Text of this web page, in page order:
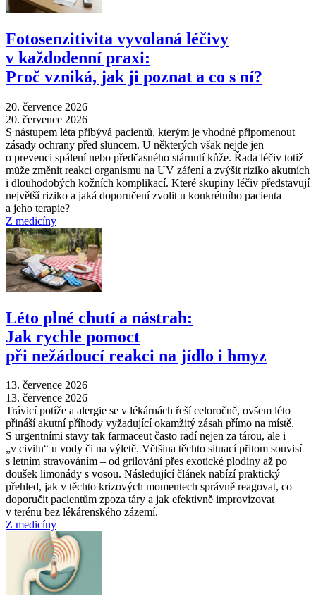
Fotosenzitivita vyvolaná léčivy
v každodenní praxi:
Proč vzniká, jak ji poznat a co s ní?
20. července 2026
20. července 2026
S nástupem léta přibývá pacientů, kterým je vhodné připomenout
zásady ochrany před sluncem. U některých však nejde jen
o prevenci spálení nebo předčasného stárnutí kůže. Řada léčiv totiž
může změnit reakci organismu na UV záření a zvýšit riziko akutních
i dlouhodobých kožních komplikací. Které skupiny léčiv představují
největší riziko a jaká doporučení zvolit u konkrétního pacienta
a jeho terapie?
Z medicíny
Léto plné chutí a nástrah:
Jak rychle pomoct
při nežádoucí reakci na jídlo i hmyz
13. července 2026
13. července 2026
Trávicí potíže a alergie se v lékárnách řeší celoročně, ovšem léto
přináší akutní příhody vyžadující okamžitý zásah přímo na místě.
S urgentními stavy tak farmaceut často radí nejen za tárou, ale i
„v civilu“ u vody či na výletě. Většina těchto situací přitom souvisí
s letním stravováním –⁠ od grilování přes exotické plodiny až po
doušek limonády s vosou. Následující článek nabízí praktický
přehled, jak v těchto krizových momentech správně reagovat, co
doporučit pacientům zpoza táry a jak efektivně improvizovat
v terénu bez lékárenského zázemí.
Z medicíny